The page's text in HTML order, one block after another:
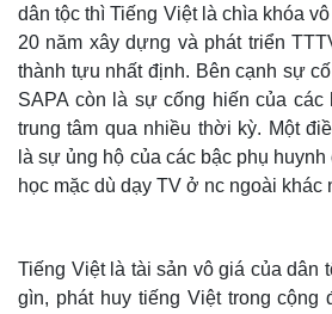
dân tộc thì Tiếng Việt là chìa khóa
20 năm xây dựng và phát triển
thành tựu nhất định. Bên cạnh sự
SAPA còn là sự cống hiến của các
trung tâm qua nhiều thời kỳ. Một
là sự ủng hộ của các bậc phụ
học mặc dù dạy TV ở nc ngoài khác
Tiếng Việt là tài sản vô giá của dân
gìn, phát huy tiếng Việt trong cộng